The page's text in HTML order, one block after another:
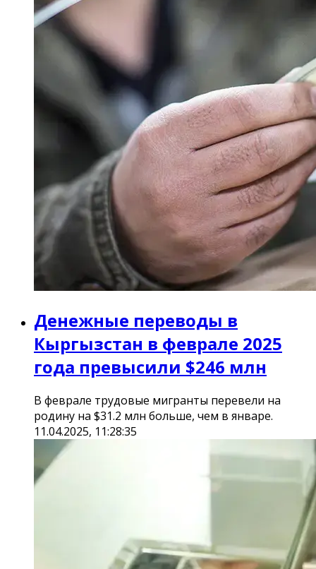
Денежные переводы в
Кыргызстан в феврале 2025
года превысили $246 млн
В феврале трудовые мигранты перевели на
родину на $31.2 млн больше, чем в январе.
11.04.2025, 11:28:35